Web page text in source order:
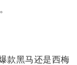
款黑马还是西梅